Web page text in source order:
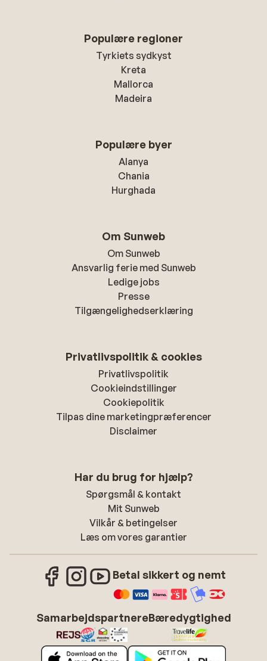
Populære regioner
Tyrkiets sydkyst
Kreta
Mallorca
Madeira
Populære byer
Alanya
Chania
Hurghada
Om Sunweb
Om Sunweb
Ansvarlig ferie med Sunweb
Ledige jobs
Presse
Tilgængelighedserklæring
Privatlivspolitik & cookies
Privatlivspolitik
Cookieindstillinger
Cookiepolitik
Tilpas dine marketingpræferencer
Disclaimer
Har du brug for hjælp?
Spørgsmål & kontakt
Mit Sunweb
Vilkår & betingelser
Læs om vores garantier
Betal sikkert og nemt
SamarbejdspartnereBæredygtighed